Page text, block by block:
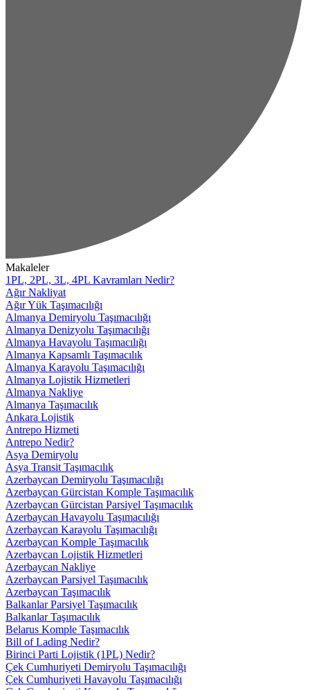
Makaleler
1PL, 2PL, 3L, 4PL Kavramları Nedir?
Ağır Nakliyat
Ağır Yük Taşımacılığı
Almanya Demiryolu Taşımacılığı
Almanya Denizyolu Taşımacılığı
Almanya Havayolu Taşımacılığı
Almanya Kapsamlı Taşımacılık
Almanya Karayolu Taşımacılığı
Almanya Lojistik Hizmetleri
Almanya Nakliye
Almanya Taşımacılık
Ankara Lojistik
Antrepo Hizmeti
Antrepo Nedir?
Asya Demiryolu
Asya Transit Taşımacılık
Azerbaycan Demiryolu Taşımacılığı
Azerbaycan Gürcistan Komple Taşımacılık
Azerbaycan Gürcistan Parsiyel Taşımacılık
Azerbaycan Havayolu Taşımacılığı
Azerbaycan Karayolu Taşımacılığı
Azerbaycan Komple Taşımacılık
Azerbaycan Lojistik Hizmetleri
Azerbaycan Nakliye
Azerbaycan Parsiyel Taşımacılık
Azerbaycan Taşımacılık
Balkanlar Parsiyel Taşımacılık
Balkanlar Taşımacılık
Belarus Komple Taşımacılık
Bill of Lading Nedir?
Birinci Parti Lojistik (1PL) Nedir?
Çek Cumhuriyeti Demiryolu Taşımacılığı
Çek Cumhuriyeti Havayolu Taşımacılığı